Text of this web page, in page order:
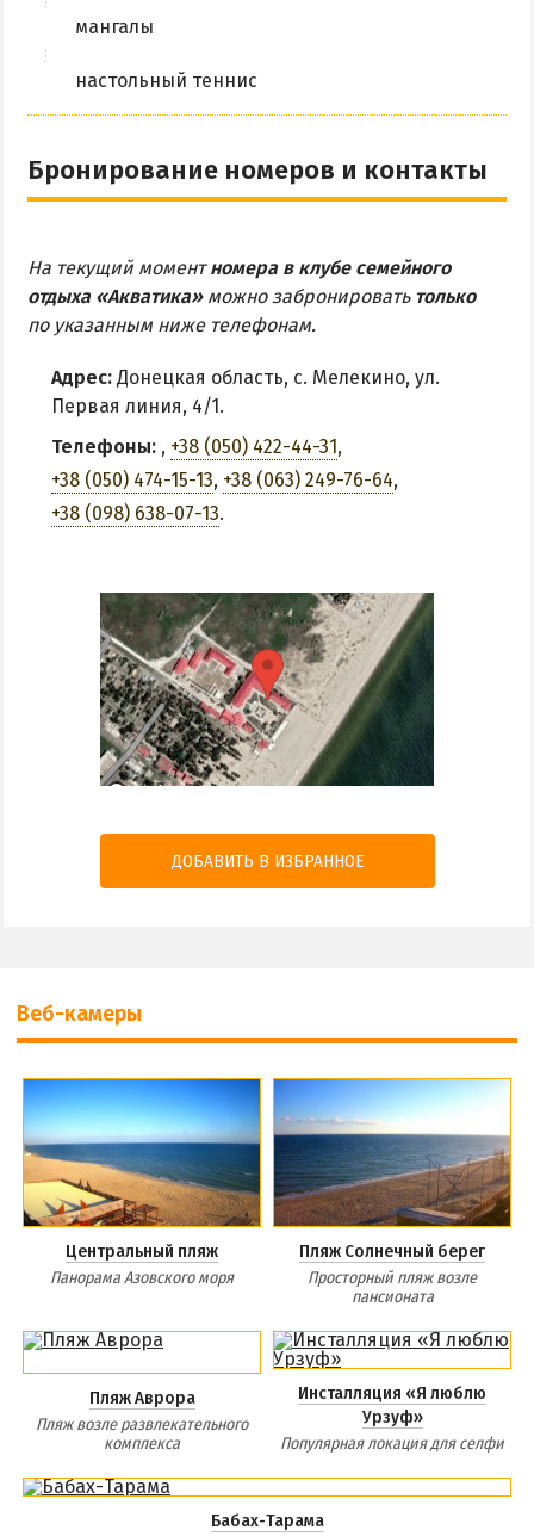
мангалы
настольный теннис
Бронирование номеров и контакты
На текущий моментномера в клубе семейного
отдыха «Акватика»можно забронировать только
по указанным ниже телефонам.
Адрес: Донецкая область, с. Мелекино, ул.
Первая линия, 4/1.
Телефоны: , +38 (050) 422-44-31,
+38 (050) 474-15-13, +38 (063) 249-76-64,
+38 (098) 638-07-13.
ДОБАВИТЬ В ИЗБРАННОЕ
Веб-камеры
Центральный пляж
Панорама Азовского моря
Пляж Солнечный берег
Просторный пляж возле
пансионата
Пляж Аврора
Пляж возле развлекательного
комплекса
Инсталляция «Я люблю
Урзуф»
Популярная локация для селфи
Бабах-Тарама